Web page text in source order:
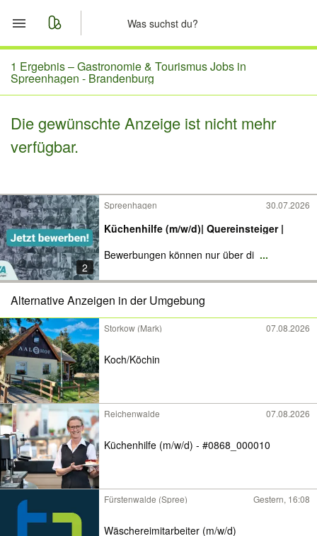
Start
Merkliste
Nachrichten
1 Ergebnis –Gastronomie & Tourismus Jobs in
Spreenhagen - Brandenburg
Die gewünschte Anzeige ist nicht mehr
verfügbar.
2
Spreenhagen 30.07.2026
Küchenhilfe (m/w/d)| Quereinsteiger |
Bewerbungen können nur über di ...
Alternative Anzeigen in der Umgebung
Storkow (Mark) 07.08.2026
Koch/Köchin
Reichenwalde 07.08.2026
Küchenhilfe (m/w/d) - #0868_000010
Fürstenwalde (Spree) Gestern, 16:08
Wäschereimitarbeiter (m/w/d)